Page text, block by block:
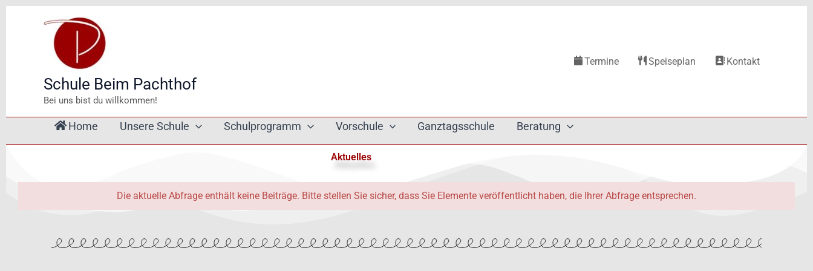
Schule Beim Pachthof
Bei uns bist du willkommen!
Termine Speiseplan Kontakt
Home Unsere Schule Schulprogramm Vorschule Ganztagsschule Beratung
Aktuelles
Die aktuelle Abfrage enthält keine Beiträge. Bitte stellen Sie sicher, dass Sie Elemente veröffentlicht haben, die Ihrer Abfrage entsprechen.